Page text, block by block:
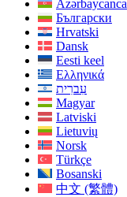
Azərbaycanca
Български
Hrvatski
Dansk
Eesti keel
Ελληνικά
עִברִית
Magyar
Latviski
Lietuvių
Norsk
Türkçe
Bosanski
中文 (繁體)